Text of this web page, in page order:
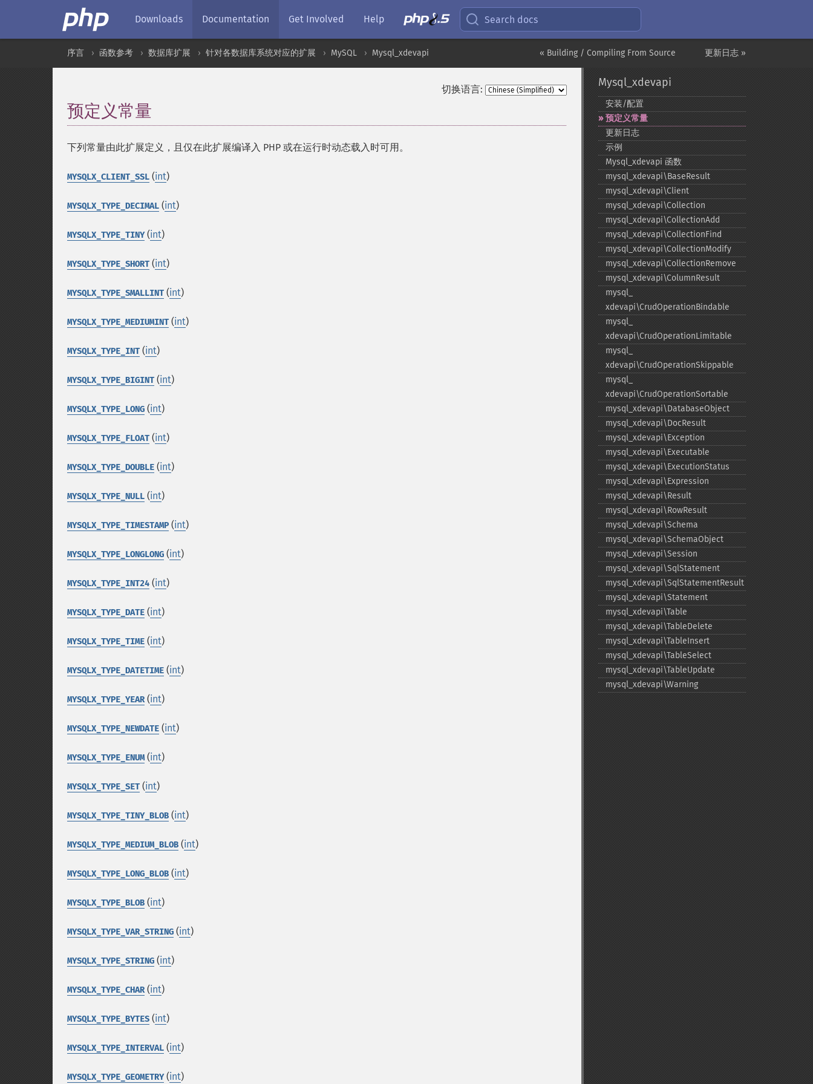
Downloads Documentation Get Involved Help Search docs
更新日志 »
« Building / Compiling From Source
序言 函数参考 数据库扩展 针对各数据库系统对应的扩展 MySQL Mysql_xdevapi
切换语言:
预定义常量
下列常量由此扩展定义，且仅在此扩展编译入 PHP 或在运行时动态载入时可用。
MYSQLX_CLIENT_SSL (int)
MYSQLX_TYPE_DECIMAL (int)
MYSQLX_TYPE_TINY(int)
MYSQLX_TYPE_SHORT (int)
MYSQLX_TYPE_SMALLINT (int)
MYSQLX_TYPE_MEDIUMINT (int)
MYSQLX_TYPE_INT (int)
MYSQLX_TYPE_BIGINT (int)
MYSQLX_TYPE_LONG (int)
MYSQLX_TYPE_FLOAT (int)
MYSQLX_TYPE_DOUBLE (int)
MYSQLX_TYPE_NULL (int)
MYSQLX_TYPE_TIMESTAMP (int)
MYSQLX_TYPE_LONGLONG (int)
MYSQLX_TYPE_INT24 (int)
MYSQLX_TYPE_DATE (int)
MYSQLX_TYPE_TIME (int)
MYSQLX_TYPE_DATETIME (int)
MYSQLX_TYPE_YEAR(int)
MYSQLX_TYPE_NEWDATE (int)
MYSQLX_TYPE_ENUM(int)
MYSQLX_TYPE_SET (int)
MYSQLX_TYPE_TINY_BLOB (int)
MYSQLX_TYPE_MEDIUM_BLOB (int)
MYSQLX_TYPE_LONG_BLOB (int)
MYSQLX_TYPE_BLOB (int)
MYSQLX_TYPE_VAR_STRING (int)
MYSQLX_TYPE_STRING (int)
MYSQLX_TYPE_CHAR(int)
MYSQLX_TYPE_BYTES (int)
MYSQLX_TYPE_INTERVAL (int)
MYSQLX_TYPE_GEOMETRY(int)
Mysql_xdevapi
安装/配置
预定义常量
更新日志
示例
Mysql_​xdevapi 函数
mysql_​xdevapi\BaseResult
mysql_​xdevapi\Client
mysql_​xdevapi\Collection
mysql_​xdevapi\CollectionAdd
mysql_​xdevapi\CollectionFind
mysql_​xdevapi\CollectionModify
mysql_​xdevapi\CollectionRemove
mysql_​xdevapi\ColumnResult
mysql_​
xdevapi\CrudOperationBindable
mysql_​
xdevapi\CrudOperationLimitable
mysql_​
xdevapi\CrudOperationSkippable
mysql_​
xdevapi\CrudOperationSortable
mysql_​xdevapi\DatabaseObject
mysql_​xdevapi\DocResult
mysql_​xdevapi\Exception
mysql_​xdevapi\Executable
mysql_​xdevapi\ExecutionStatus
mysql_​xdevapi\Expression
mysql_​xdevapi\Result
mysql_​xdevapi\RowResult
mysql_​xdevapi\Schema
mysql_​xdevapi\SchemaObject
mysql_​xdevapi\Session
mysql_​xdevapi\SqlStatement
mysql_​xdevapi\SqlStatementResult
mysql_​xdevapi\Statement
mysql_​xdevapi\Table
mysql_​xdevapi\TableDelete
mysql_​xdevapi\TableInsert
mysql_​xdevapi\TableSelect
mysql_​xdevapi\TableUpdate
mysql_​xdevapi\Warning